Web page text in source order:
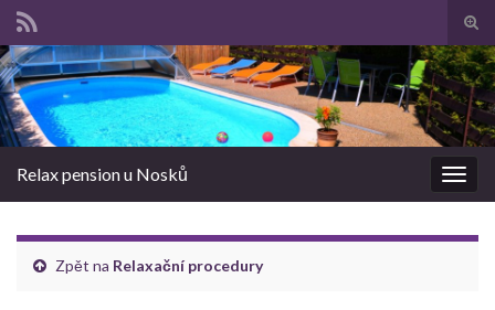
Search for:
Relax pension u Nosků
Zpět na Relaxační procedury